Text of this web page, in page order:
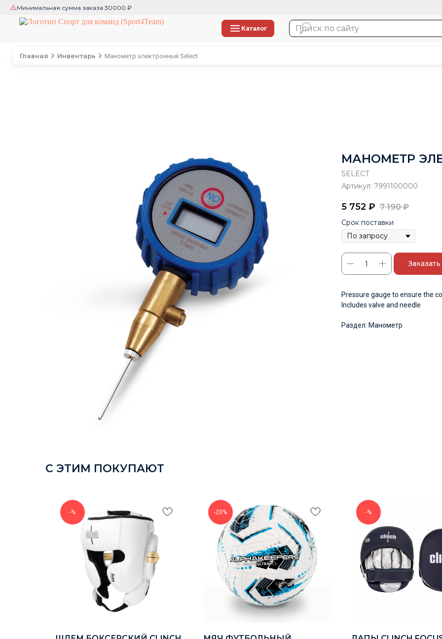
Минимальная сумма заказа 30000 ₽
Каталог
Главная Инвентарь Манометр электронный Select
МАНОМЕТР
SELECT
Артикул: 7991100000
5 752 ₽ 7 190 ₽
Срок поставки
Заказать
Pressure gauge to ensure the
Includes valve and needle
Раздел: Манометр
С ЭТИМ ПОКУПАЮТ
-% -20% -%